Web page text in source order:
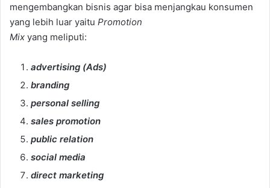
mengembangkan bisnis agar bisa menjangkau konsumen
yang lebih luar yaitu Promotion
Mix yang meliputi:
advertising (Ads)
branding
personal selling
sales promotion
public relation
social media
direct marketing